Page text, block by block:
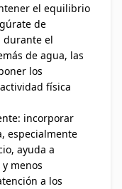
el equilibrio
de
durante el
de agua, las
los
física
incorporar
especialmente
ayuda a
menos
a los